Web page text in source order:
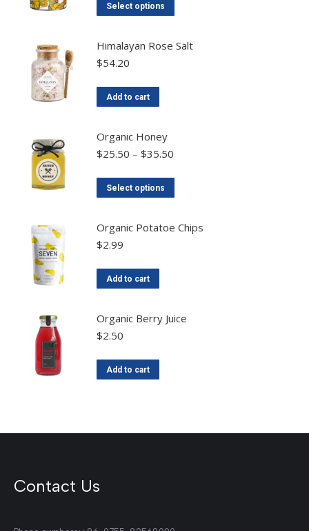
Select options
Himalayan Rose Salt
$54.20
Add to cart
Organic Honey
$25.50 – $35.50
Select options
Organic Potatoe Chips
$2.99
Add to cart
Organic Berry Juice
$2.50
Add to cart
Contact Us